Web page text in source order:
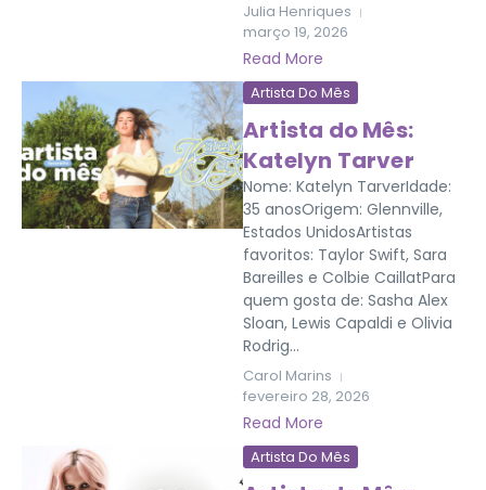
Julia Henriques
março 19, 2026
Read More
Artista Do Mês
Artista do Mês:
Katelyn Tarver
Nome: Katelyn TarverIdade:
35 anosOrigem: Glennville,
Estados UnidosArtistas
favoritos: Taylor Swift, Sara
Bareilles e Colbie CaillatPara
quem gosta de: Sasha Alex
Sloan, Lewis Capaldi e Olivia
Rodrig...
Carol Marins
fevereiro 28, 2026
Read More
Artista Do Mês